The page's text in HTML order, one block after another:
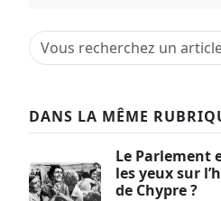
DANS LA MÊME
Le Parlement
les yeux sur
de Chypre ?